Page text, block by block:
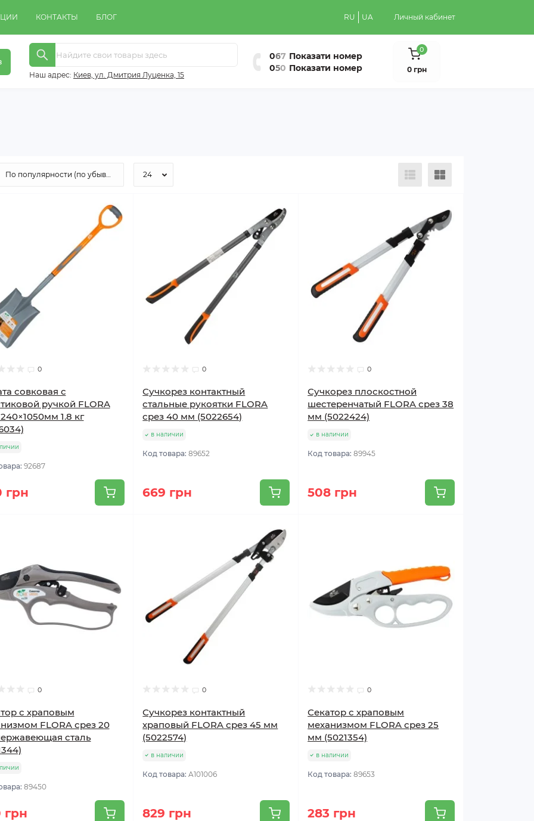
КОНТАКТЫ БЛОГ RU UA Личный кабинет
Наш адрес: Киeв, ул. Дмитрия Луценка, 15
067 Показати номер
050 Показати номер
0
0 грн
0
совковая с
ручкой FLORA
1.8 кг
92687
грн
0
Сучкорез контактный
стальные рукоятки FLORA
срез 40 мм (5022654)
в наличии
Код товара:89652
669 грн
0
Сучкорез плоскостной
шестеренчатый FLORA срез 38
мм (5022424)
в наличии
Код товара:89945
508 грн
0
с храповым
FLORA срез 20
сталь
89450
грн
0
Сучкорез контактный
храповый FLORA срез 45 мм
(5022574)
в наличии
Код товара:A101006
829 грн
0
Секатор с храповым
механизмом FLORA срез 25
мм (5021354)
в наличии
Код товара:89653
283 грн